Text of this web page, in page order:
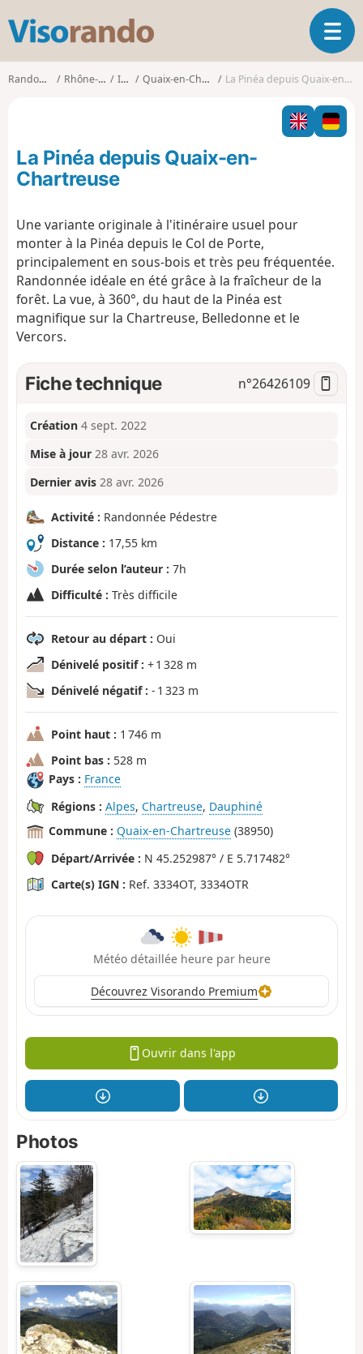
s
o
o
O
u
i
r
l
Randonnées Rhône-Alpes Isère Quaix-en-Chartreuse La Pinéa depuis Quaix-en-Chartreuse
La Pinéa depuis Quaix-en-
Chartreuse
Une variante originale à l'itinéraire usuel pour
monter à la Pinéa depuis le Col de Porte,
principalement en sous-bois et très peu fréquentée.
Randonnée idéale en été grâce à la fraîcheur de la
forêt. La vue, à 360°, du haut de la Pinéa est
magnifique sur la Chartreuse, Belledonne et le
Vercors.
Fiche technique n°26426109
Création 4 sept. 2022
Mise à jour 28 avr. 2026
Dernier avis 28 avr. 2026
Activité : Randonnée Pédestre
Distance : 17,55 km
Durée selon l’auteur : 7h
Difficulté : Très difficile
Retour au départ : Oui
Dénivelé positif : + 1 328 m
Dénivelé négatif : - 1 323 m
Point haut : 1 746 m
Point bas : 528 m
Pays : France
Régions : Alpes, Chartreuse, Dauphiné
Commune : Quaix-en-Chartreuse (38950)
Départ/Arrivée : N 45.252987° / E 5.717482°
Carte(s) IGN : Ref. 3334OT, 3334OTR
Météo détaillée heure par heure
Découvrez Visorando Premium
Ouvrir dans l'app
Photos